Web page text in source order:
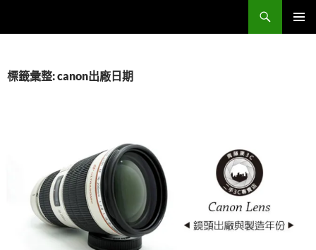
內標籤彙整: canon出廠日期